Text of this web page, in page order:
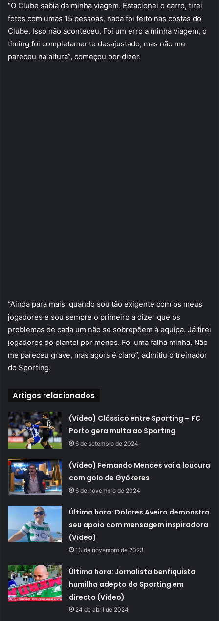
“O Clube sabia da minha viagem. Estacionei o carro, tirei
fotos com umas 15 pessoas, nada foi feito nas costas do
Clube. Isso não aconteceu. Foi um erro a minha viagem, o
timing foi completamente desajustado, mas não me
pareceu na altura”, começou por dizer.
“Ainda para mais, quando sou tão exigente com os meus
jogadores e sou sempre o primeiro a dizer que os
problemas de cada um não se sobrepõem à equipa. Já tirei
jogadores do plantel por menos. Foi uma falha minha. Não
me pareceu grave, mas agora é claro”, admitiu o treinador
do Sporting.
Artigos relacionados
(Vídeo) Clássico entre Sporting – FC
Porto gera multa ao Sporting
6 de setembro de 2024
(Vídeo) Fernando Mendes vai a loucura
com golo de Gyökeres
6 de novembro de 2024
Última hora: Dolores Aveiro demonstra
seu apoio com mensagem inspiradora
(Vídeo)
13 de novembro de 2023
Última hora: Jornalista benfiquista
humilha adepto do Sporting em
directo (Vídeo)
24 de abril de 2024